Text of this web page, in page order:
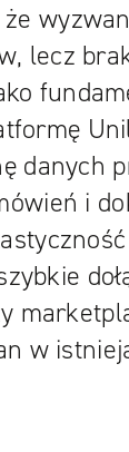
lecz
danych
i
w